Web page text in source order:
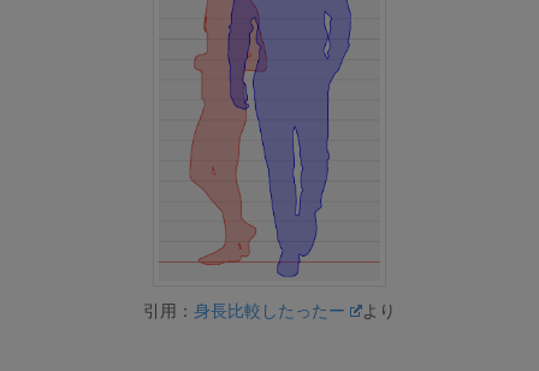
引用： 身長比較したったー より